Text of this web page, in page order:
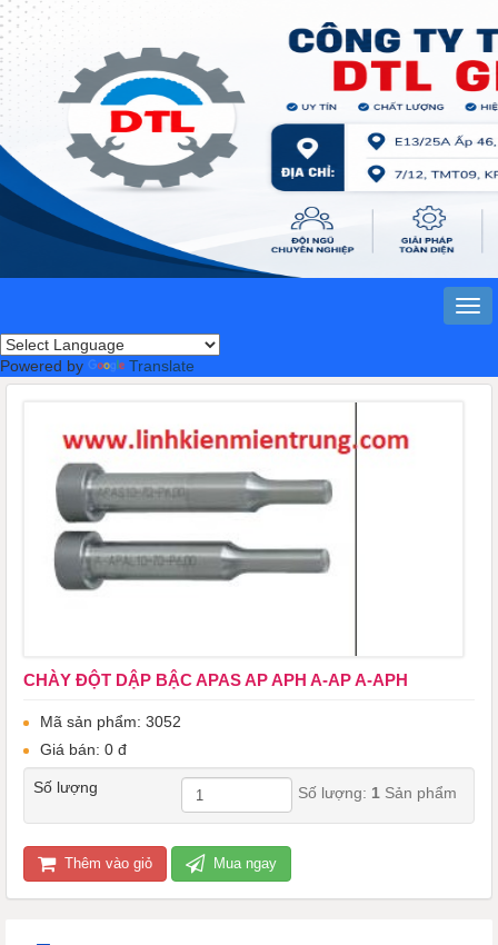
Powered by Translate
CHÀY ĐỘT DẬP BẬC APAS AP APH A-AP A-APH
Mã sản phẩm: 3052
Giá bán: 0 đ
Số lượng Số lượng: 1 Sản phẩm
Thêm vào giỏ Mua ngay